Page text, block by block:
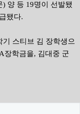
양 등 19명이 선발됐
됐다.
기 스티브 김 장학생으
장학금을, 김대중 군